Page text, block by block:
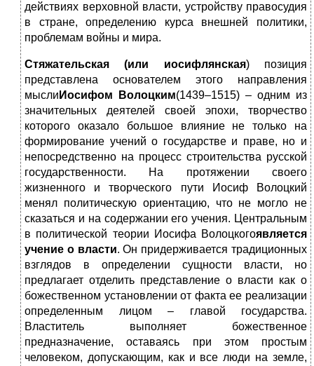
действиях верховной власти, устройству правосудия
в стране, определению курса внешней политики,
проблемам войны и мира.
Стяжательская (или иосифлянская) позиция
представлена основателем этого направления
мысли Иосифом Волоцким(1439–1515) – одним из
значительных деятелей своей эпохи, творчество
которого оказало большое влияние не только на
формирование учений о государстве и праве, но и
непосредственно на процесс строительства русской
государственности. На протяжении своего
жизненного и творческого пути Иосиф Волоцкий
менял политическую ориентацию, что не могло не
сказаться и на содержании его учения. Центральным
в политической теории Иосифа Волоцкогоявляется
учение о власти. Он придерживается традиционных
взглядов в определении сущности власти, но
предлагает отделить представление о власти как о
божественном установлении от факта ее реализации
определенным лицом – главой государства.
Властитель выполняет божественное
предназначение, оставаясь при этом простым
человеком, допускающим, как и все люди на земле,